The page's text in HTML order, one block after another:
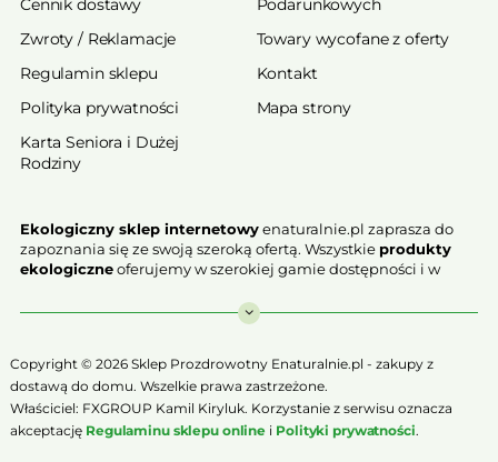
Cennik dostawy
Zwroty / Reklamacje
Regulamin sklepu
Polityka prywatności
Karta Seniora i Dużej
Rodziny
Podarunkowych
Towary wycofane z oferty
Kontakt
Mapa strony
Ekologiczny sklep internetowyenaturalnie.pl zaprasza do
zapoznania się ze swoją szeroką ofertą. Wszystkie produkty
ekologiczneoferujemy w szerokiej gamie dostępności i w
ekologiczne charakteryzują się najwyższą jakością.
Państwu prezentujemy stawia na jakość i bezpieczeństwo
odżywiania. Jeśli chcesz zadbać o swoją zdrową przyszłość już
teraz, niezbędna jest Ci zdrowa żywność.
Copyright © 2026 Sklep Prozdrowotny Enaturalnie.pl - zakupy z
dostawą do domu. Wszelkie prawa zastrzeżone.
Właściciel: FXGROUP Kamil Kiryluk. Korzystanie z serwisu oznacza
akceptację Regulaminu sklepu online i Polityki prywatności.